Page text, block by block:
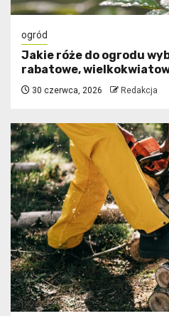
ogród
Jakie róże do ogrodu
rabatowe,
30 czerwca, 2026 Redakcja